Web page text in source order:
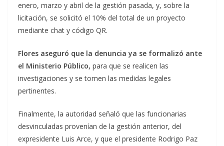
enero, marzo y abril de la gestión pasada, y, sobre la
licitación, se solicitó el 10% del total de un proyecto
mediante chat y código QR.
Flores aseguró que la denuncia ya se formalizó ante
el Ministerio Público, para que se realicen las
investigaciones y se tomen las medidas legales
pertinentes.
Finalmente, la autoridad señaló que las funcionarias
desvinculadas provenían de la gestión anterior, del
expresidente Luis Arce, y que el presidente Rodrigo Paz